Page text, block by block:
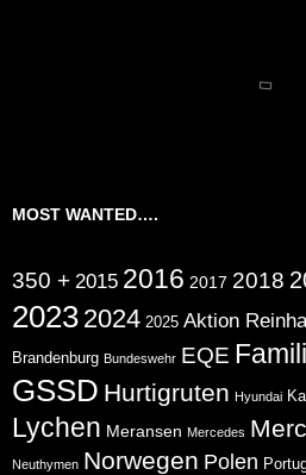
MOST WANTED….
350 + 2015 2016 2017 2018
2023 2024 2025 Aktion
Brandenburg Bundeswehr EQE
GSSD Hurtigruten Hyundai
Lychen Meransen Mercedes
Neuthymen Norwegen Polen